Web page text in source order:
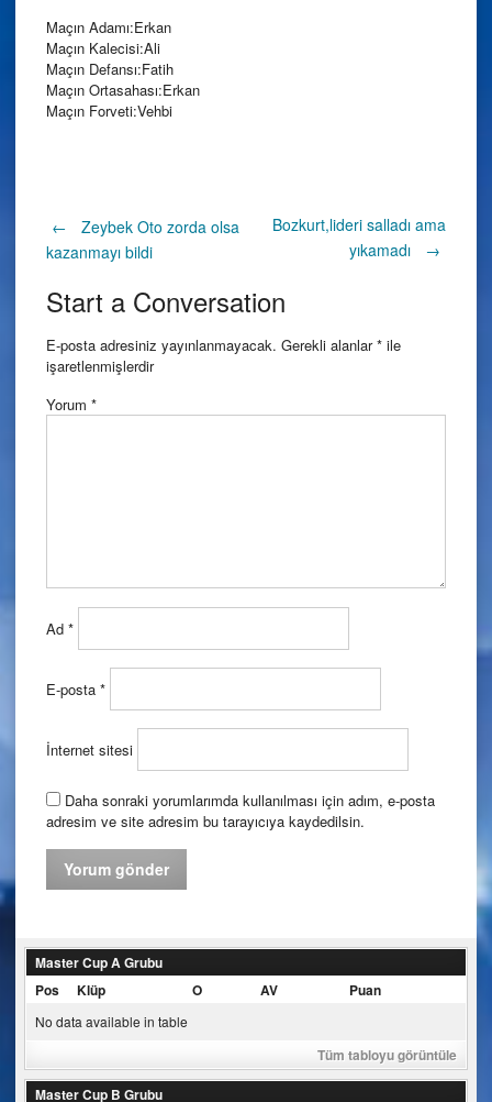
Maçın Adamı:Erkan
Maçın Kalecisi:Ali
Maçın Defansı:Fatih
Maçın Ortasahası:Erkan
Maçın Forveti:Vehbi
Post
navigation
←
Zeybek Oto zorda olsa
kazanmayı bildi
Bozkurt,lideri salladı ama
yıkamadı
→
Start a Conversation
E-posta adresiniz yayınlanmayacak. Gerekli alanlar* ile
işaretlenmişlerdir
Yorum *
Ad *
E-posta *
İnternet sitesi
Daha sonraki yorumlarımda kullanılması için adım, e-posta
adresim ve site adresim bu tarayıcıya kaydedilsin.
Master Cup A Grubu
Pos
Klüp O AV Puan
No data available in table
Tüm tabloyu görüntüle
Master Cup B Grubu